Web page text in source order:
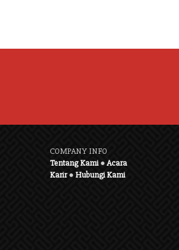
COMPANY INFO
Tentang Kami●Acara
Karir●Hubungi Kami